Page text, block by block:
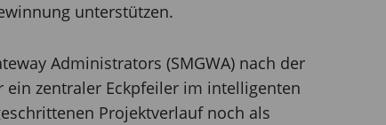
unterstützen.
Administrators (SMGWA) nach der
ein zentraler Eckpfeiler im intelligenten
Projektverlauf noch als